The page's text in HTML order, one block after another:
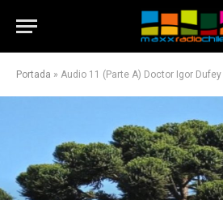
Portada » Audio 11 (Parte A) Doctor Igor